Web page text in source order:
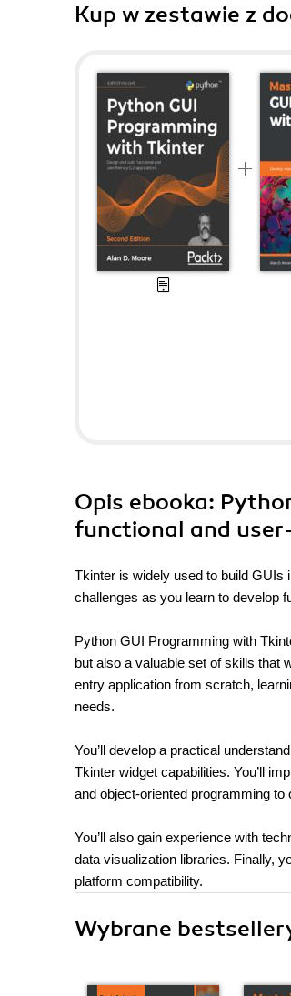
Kup w zestawie z
Opis ebooka:
functional and
Tkinter is widely used to build GUIs
challenges as you learn to develop
Python GUI Programming with
but also a valuable set of skills that
entry application from scratch,
needs.
You’ll develop a practical
Tkinter widget capabilities. You’ll
and object-oriented programming
You’ll also gain experience with
data visualization libraries. Finally,
platform compatibility.
Wybrane